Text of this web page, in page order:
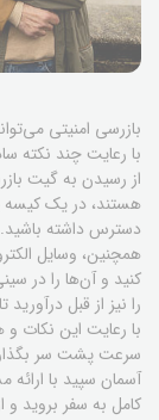
بازرسی امنیتی
با رعایت چند نکته
هستند، در یک کیسه
دسترس داشته باشید.
همچنین، وسایل
کنید و آن‌ها را در
را نیز از قبل
با رعایت این نکات و
سرعت پشت سر
آسمان سپید با
کامل به سفر بروید و